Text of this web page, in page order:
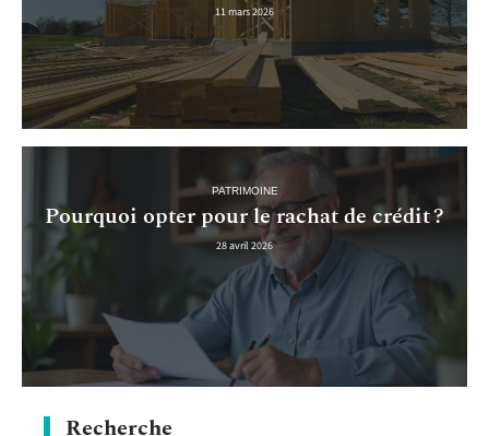
11 mars 2026
PATRIMOINE
Pourquoi opter pour le rachat de crédit ?
28 avril 2026
Recherche